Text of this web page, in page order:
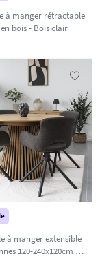
à manger rétractable
2 personnes en bois - Bois clair
à manger extensible
120-240x120cm en